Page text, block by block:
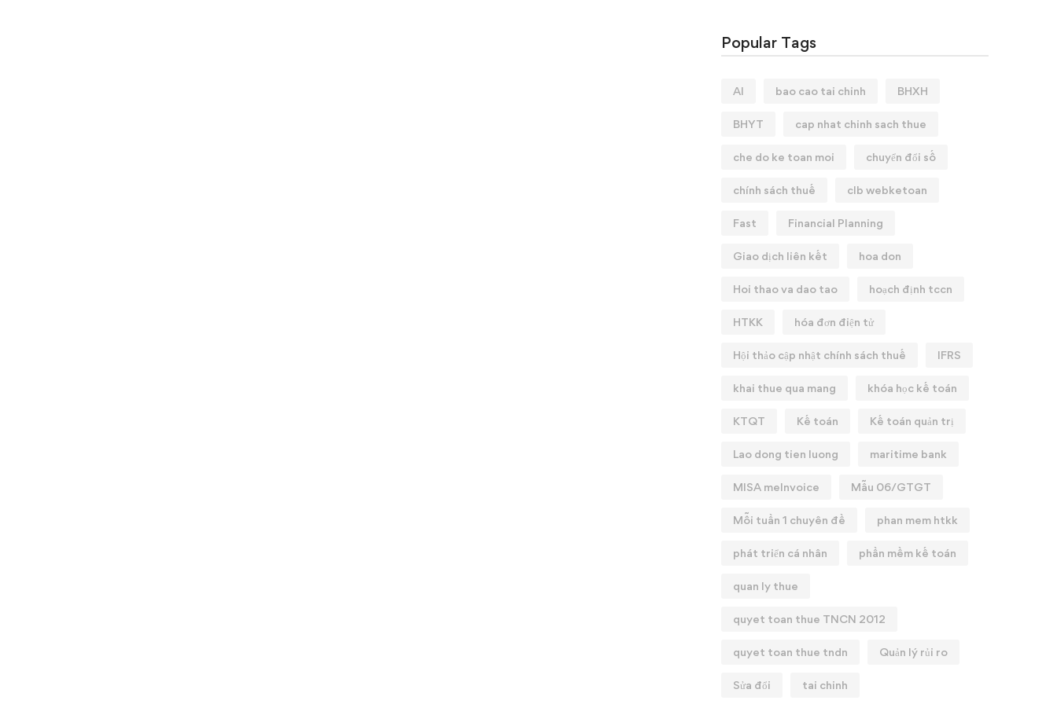
Popular Tags
AI bao cao tai chinh BHXH
BHYT cap nhat chinh sach thue
che do ke toan moi chuyển đổi số
chính sách thuế clb webketoan
Fast Financial Planning
Giao dịch liên kết hoa don
Hoi thao va dao tao hoạch định tccn
HTKK hóa đơn điện tử
Hội thảo cập nhật chính sách thuế IFRS
khai thue qua mang khóa học kế toán
KTQT Kế toán Kế toán quản trị
Lao dong tien luong maritime bank
MISA meInvoice Mẫu 06/GTGT
Mỗi tuần 1 chuyên đề phan mem htkk
phát triển cá nhân phần mềm kế toán
quan ly thue
quyet toan thue TNCN 2012
quyet toan thue tndn Quản lý rủi ro
Sửa đổi tai chinh